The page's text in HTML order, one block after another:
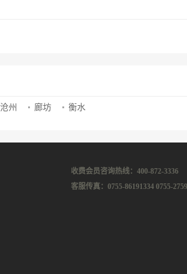
沧州 廊坊 衡水
收费会员咨询热线：400-872-3336
客服传真：0755-86191334 0755-